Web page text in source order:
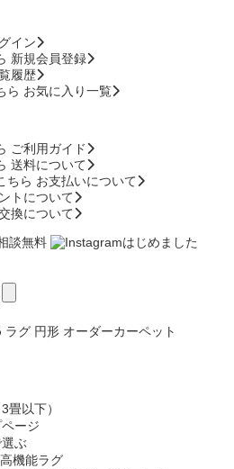
イン
新規会員登録
履歴
お気に入り一覧
ご利用ガイド
送料について
お支払いについて
トについて
換について
ラグ 円形 オーダーカーペット
畳以下）
ージ
ぶ
機能ラグ